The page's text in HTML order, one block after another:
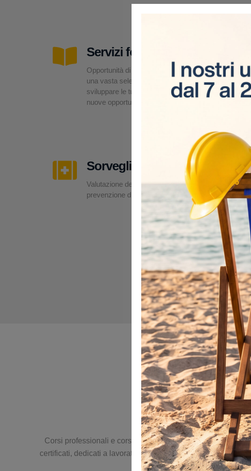
Servizi formativi
Opportunità di formazione su misura,
una vasta selezione di corsi per
sviluppare le tue competenze e offrirti
nuove opportunità professionali.
Sorveglianza sanitaria
Valutazione dei rischi, esami medici e
prevenzione direttamente in cantiere.
Corsi professionali e corsi per la sicurezza sul lavoro
certificati, dedicati a lavoratori, imprese e professionisti che